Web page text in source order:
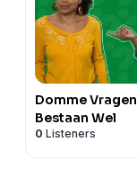
Domme Vragen
Bestaan Wel
0 Listeners